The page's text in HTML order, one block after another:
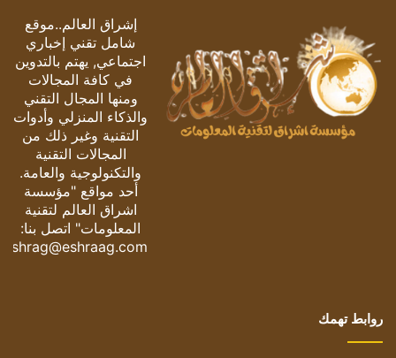
إشراق العالم..موقع
شامل تقني إخباري
اجتماعي, يهتم بالتدوين
في كافة المجالات
ومنها المجال التقني
والذكاء المنزلي وأدوات
التقنية وغير ذلك من
المجالات التقنية
والتكنولوجية والعامة.
أحد مواقع "مؤسسة
اشراق العالم لتقنية
المعلومات" اتصل بنا:
eshrag@eshraag.com
روابط تهمك